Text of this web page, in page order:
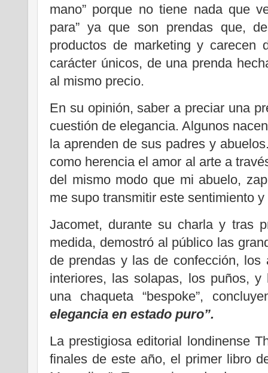
mano” porque no tiene nada que
para” ya que son prendas que,
productos de marketing y carecen
carácter únicos, de una prenda
al mismo precio.
En su opinión, saber a preciar una
cuestión de elegancia. Algunos
la aprenden de sus padres y
como herencia el amor al arte a
del mismo modo que mi abuelo,
me supo transmitir este sentimiento
Jacomet, durante su charla y tras
medida, demostró al público las
de prendas y las de confección,
interiores, las solapas, los puños,
una chaqueta “bespoke”,
elegancia en estado puro”.
La prestigiosa editorial londinense
finales de este año, el primer libro